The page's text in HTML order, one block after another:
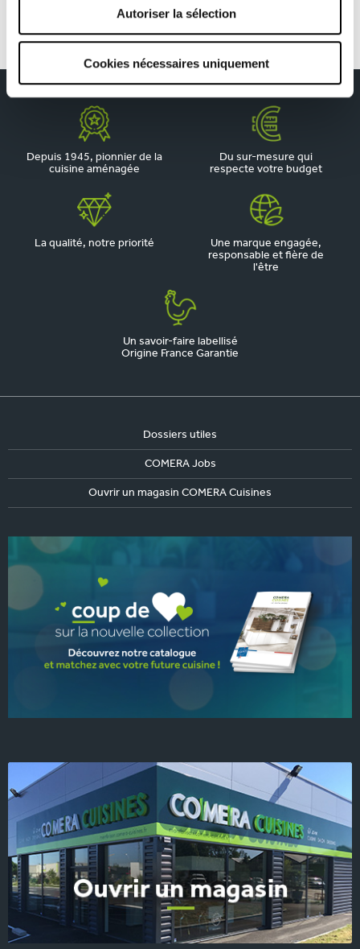
Autoriser la sélection
Cookies nécessaires uniquement
Depuis 1945, pionnier de la
cuisine aménagée
Du sur-mesure qui
respecte votre budget
La qualité, notre priorité
Une marque engagée,
responsable et fière de
l'être
Un savoir-faire labellisé
Origine France Garantie
Dossiers utiles
COMERA Jobs
Ouvrir un magasin COMERA Cuisines